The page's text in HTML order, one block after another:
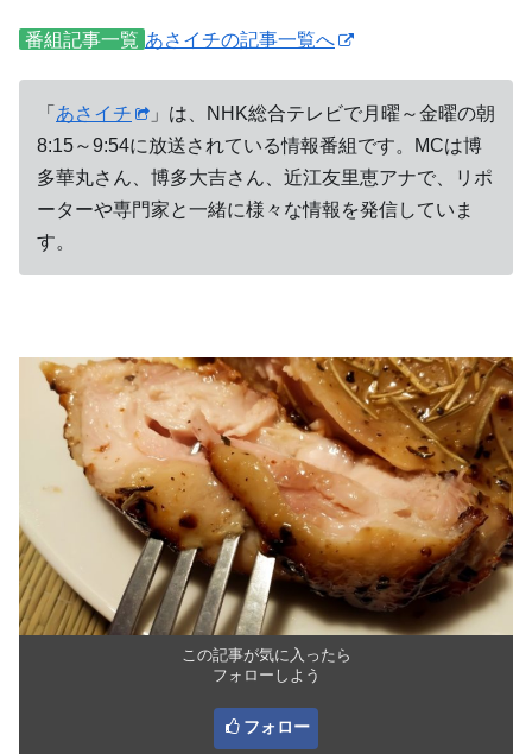
番組記事一覧 あさイチの記事一覧へ
「 あさイチ
」は、NHK総合テレビで月曜～金曜の朝
8:15～9:54に放送されている情報番組です。MCは博
多華丸さん、博多大吉さん、近江友里恵アナで、リポ
ーターや専門家と一緒に様々な情報を発信していま
す。
この記事が気に入ったら
フォローしよう
フォロー